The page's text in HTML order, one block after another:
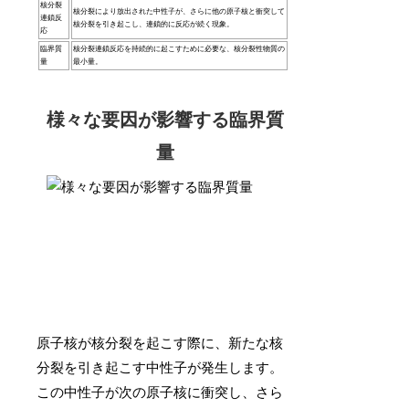
核分裂
連鎖反
応
核分裂により放出された中性子が、さらに他の原子核と衝突して
核分裂を引き起こし、連鎖的に反応が続く現象。
臨界質
量
核分裂連鎖反応を持続的に起こすために必要な、核分裂性物質の
最小量。
様々な要因が影響する臨界質
量
原子核が核分裂を起こす際に、新たな核
分裂を引き起こす中性子が発生します。
この中性子が次の原子核に衝突し、さら